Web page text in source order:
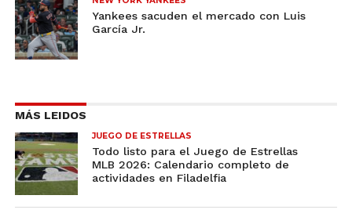
Yankees sacuden el mercado con Luis
García Jr.
MÁS LEIDOS
JUEGO DE ESTRELLAS
Todo listo para el Juego de Estrellas
MLB 2026: Calendario completo de
actividades en Filadelfia